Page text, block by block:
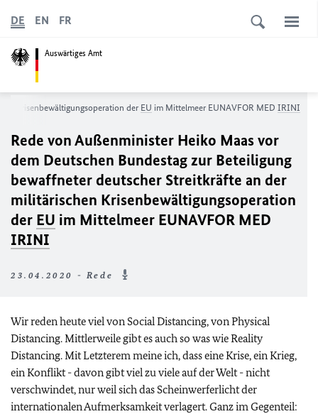
Auswärtiges Amt
DE EN FR
Krisenbewältigungsoperation der EU im Mittelmeer EUNAVFOR MED IRINI
Rede von Außenminister Heiko Maas vor
dem Deutschen Bundestag zur Beteiligung
bewaffneter deutscher Streitkräfte an der
militärischen Krisenbewältigungsoperation
der EU im Mittelmeer EUNAVFOR MED
IRINI
23.04.2020 - Rede
Wir reden heute viel von Social Distancing, vonPhysical
Distancing. Mittlerweile gibt es auch so was wieReality
Distancing. Mit Letzterem meine ich, dass eine Krise, ein Krieg,
ein Konflikt - davon gibt viel zu viele auf der Welt - nicht
verschwindet, nur weil sich das Scheinwerferlicht der
internationalen Aufmerksamkeit verlagert. Ganz im Gegenteil: